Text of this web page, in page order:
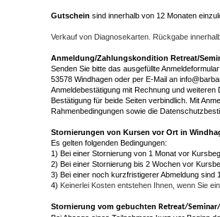
Gutschein sind innerhalb von 12 Monaten
Verkauf von Diagnosekarten. Rückgabe
Anmeldung/Zahlungskondition Retreat/
Senden Sie bitte das ausgefüllte
53578 Windhagen oder per E-Mail an
Anmeldebestätigung mit Rechnung und weiteren
Bestätigung für beide Seiten verbindlich. Mit
Rahmenbedingungen sowie die
Stornierungen von Kursen vor Ort in
Es gelten folgenden Bedingungen:
1) Bei einer Stornierung von 1 Monat vor
2) Bei einer Stornierung bis 2 Wochen vor
3) Bei einer noch kurzfristigerer Abmeldung sind
4) Keinerlei Kosten entstehen Ihnen, wenn Sie
Stornierung vom gebuchten Retreat/